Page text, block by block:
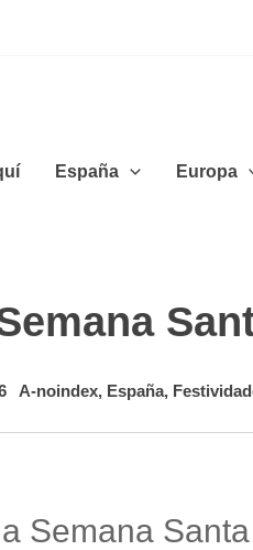
España Europa
A-noindex, España,
Semana